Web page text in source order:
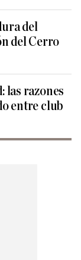
del
del Cerro
las razones
entre club